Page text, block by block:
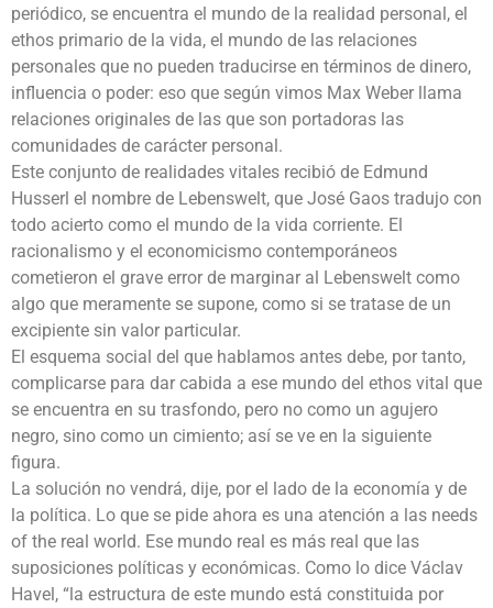
periódico, se encuentra el mundo de la realidad personal, el
ethos primario de la vida, el mundo de las relaciones
personales que no pueden traducirse en términos de dinero,
influencia o poder: eso que según vimos Max Weber llama
relaciones originales de las que son portadoras las
comunidades de carácter personal.
Este conjunto de realidades vitales recibió de Edmund
Husserl el nombre de Lebenswelt, que José Gaos tradujo con
todo acierto como el mundo de la vida corriente. El
racionalismo y el economicismo contemporáneos
cometieron el grave error de marginar al Lebenswelt como
algo que meramente se supone, como si se tratase de un
excipiente sin valor particular.
El esquema social del que hablamos antes debe, por tanto,
complicarse para dar cabida a ese mundo del ethos vital que
se encuentra en su trasfondo, pero no como un agujero
negro, sino como un cimiento; así se ve en la siguiente
figura.
La solución no vendrá, dije, por el lado de la economía y de
la política. Lo que se pide ahora es una atención a las needs
of the real world. Ese mundo real es más real que las
suposiciones políticas y económicas. Como lo dice Václav
Havel, “la estructura de este mundo está constituida por